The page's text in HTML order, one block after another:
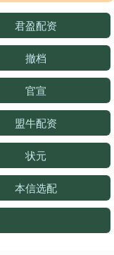
君盈配资
撤档
官宣
盟牛配资
状元
本信选配